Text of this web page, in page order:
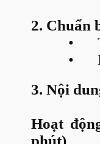
2. Chuẩn
•
•
3. Nội
Hoạt
phút)